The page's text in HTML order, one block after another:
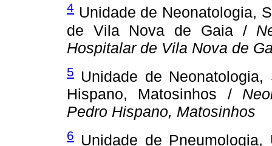
4 Unidade de Neonatologia,
de Vila Nova de Gaia /
Hospitalar de Vila Nova de
5
Unidade de
Hispano, Matosinhos /
Pedro Hispano, Matosinhos
6 Unidade de